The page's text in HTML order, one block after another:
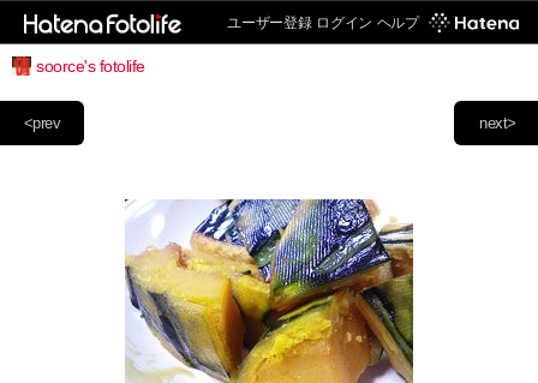
ユーザー登録 ログイン ヘルプ
soorce's fotolife
next>
<prev